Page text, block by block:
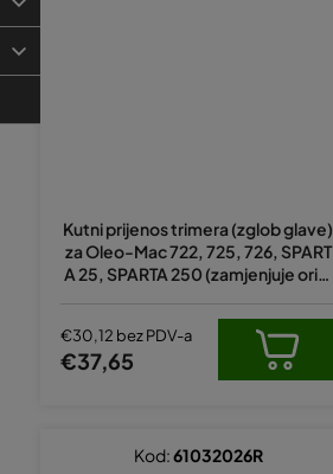
Kutni prijenos trimera (zglob glave)
za Oleo-Mac 722, 725, 726, SPART
A 25, SPARTA 250 (zamjenjuje origi
ocjena
proizvoda
je
5,0
zvjezdica.
€30,12 bez PDV-a
€37,65
Kod:61032026R